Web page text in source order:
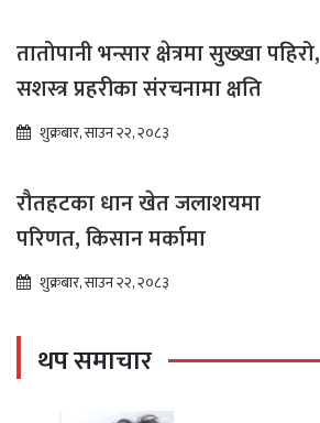
तातोपानी भन्सार क्षेत्रमा सुख्खा पहिरो,
सशस्त्र प्रहरीका संरचनामा क्षति
शुक्रबार, साउन २२, २०८३
रौतहटका धान खेत जलाशयमा
परिणत, किसान मर्कामा
शुक्रबार, साउन २२, २०८३
थप समाचार